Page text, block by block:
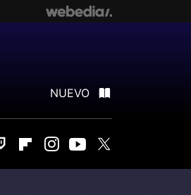
NUEVO
Twitch FlipboardInstagram
Youtube